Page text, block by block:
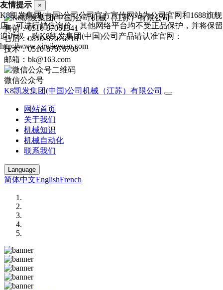
售前：0510-87061341
售后：0510-87076718
技术：0510-87076708
邮箱：bk@163.com
微信公众号
K8凯发集团(中国)公司机械（江苏）有限公司
网站首页
关于我们
机械知识
机械自动化
联系我们
Language
简体中文EnglishFrench
友情提示 ×
K8凯发集团(中国)公司公司官方宣传网站为公司官网和1688旗舰
店，可进行销售询价，其他网络平台均不受正品保护，并将保留
追诉权，购K8凯发集团(中国)公司产品请认准官网：
http://www.xiruileyuan.com